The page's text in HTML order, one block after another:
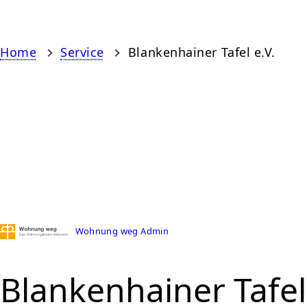
Home Service Blankenhainer Tafel e.V.
Wohnung weg Admin
Blankenhainer